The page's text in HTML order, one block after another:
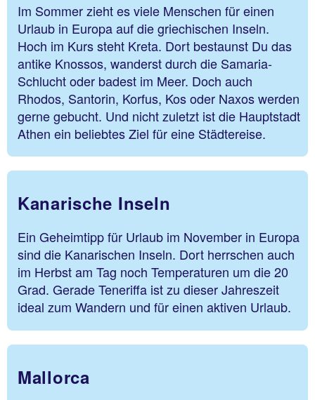
Im Sommer zieht es viele Menschen für einen
Urlaub in Europa auf die griechischen Inseln.
Hoch im Kurs steht Kreta. Dort bestaunst Du das
antike Knossos, wanderst durch die Samaria-
Schlucht oder badest im Meer. Doch auch
Rhodos, Santorin, Korfus, Kos oder Naxos werden
gerne gebucht. Und nicht zuletzt ist die Hauptstadt
Athen ein beliebtes Ziel für eine Städtereise.
Kanarische Inseln
Ein Geheimtipp für Urlaub im November in Europa
sind die Kanarischen Inseln. Dort herrschen auch
im Herbst am Tag noch Temperaturen um die 20
Grad. Gerade Teneriffa ist zu dieser Jahreszeit
ideal zum Wandern und für einen aktiven Urlaub.
Mallorca